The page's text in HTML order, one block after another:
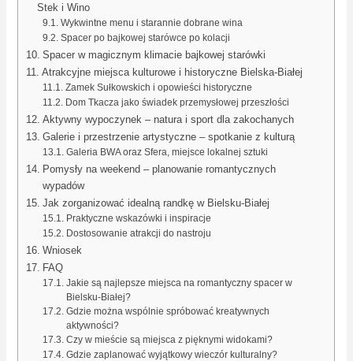
Stek i Wino
Wykwintne menu i starannie dobrane wina
Spacer po bajkowej starówce po kolacji
Spacer w magicznym klimacie bajkowej starówki
Atrakcyjne miejsca kulturowe i historyczne Bielska-Białej
Zamek Sułkowskich i opowieści historyczne
Dom Tkacza jako świadek przemysłowej przeszłości
Aktywny wypoczynek – natura i sport dla zakochanych
Galerie i przestrzenie artystyczne – spotkanie z kulturą
Galeria BWA oraz Sfera, miejsce lokalnej sztuki
Pomysły na weekend – planowanie romantycznych
wypadów
Jak zorganizować idealną randkę w Bielsku-Białej
Praktyczne wskazówki i inspiracje
Dostosowanie atrakcji do nastroju
Wniosek
FAQ
Jakie są najlepsze miejsca na romantyczny spacer w
Bielsku-Białej?
Gdzie można wspólnie spróbować kreatywnych
aktywności?
Czy w mieście są miejsca z pięknymi widokami?
Gdzie zaplanować wyjątkowy wieczór kulturalny?